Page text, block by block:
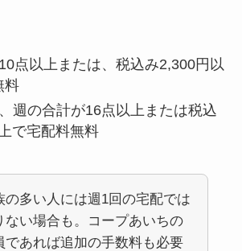
点以上または、税込み2,300円以
料
週の合計が16点以上または税込
で宅配料無料
の多い人には週1回の宅配では
ない場合も。コープあいちの
であれば追加の手数料も必要